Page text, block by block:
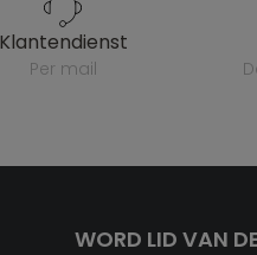
klantendienst
per mail
WORD LID VAN